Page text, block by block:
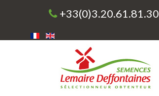
+33(0)3.20.61.81.30